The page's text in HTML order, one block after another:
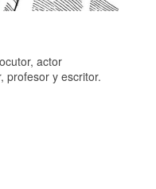
actor
profesor y escritor.